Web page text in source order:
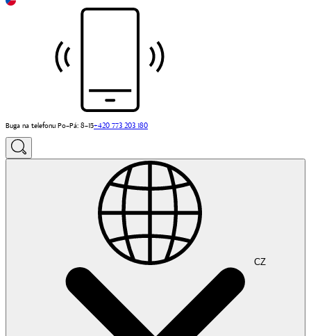
Buga na telefonu Po–Pá: 8–15+420 773 203 180
CZ